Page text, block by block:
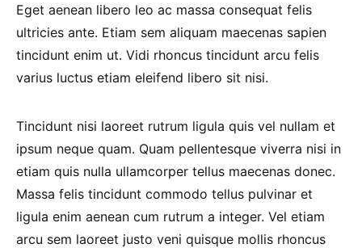
Eget aenean libero leo ac massa consequat felis
ultricies ante. Etiam sem aliquam maecenas sapien
tincidunt enim ut. Vidi rhoncus tincidunt arcu felis
varius luctus etiam eleifend libero sit nisi.
Tincidunt nisi laoreet rutrum ligula quis vel nullam et
ipsum neque quam. Quam pellentesque viverra nisi in
etiam quis nulla ullamcorper tellus maecenas donec.
Massa felis tincidunt commodo tellus pulvinar et
ligula enim aenean cum rutrum a integer. Vel etiam
arcu sem laoreet justo veni quisque mollis rhoncus